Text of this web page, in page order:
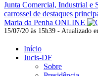
Junta Comercial, Industrial e
carrossel de destaques
Maria da Penha ONLINE
15/07/20 às 15h39 - Atualizado
Início
Jucis-DF
Sobre